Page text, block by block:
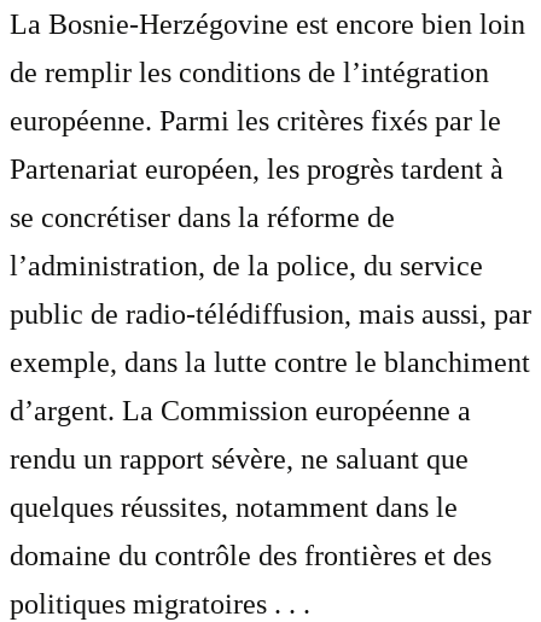
La Bosnie-Herzégovine est encore bien loin
de remplir les conditions de l’intégration
européenne. Parmi les critères fixés par le
Partenariat européen, les progrès tardent à
se concrétiser dans la réforme de
l’administration, de la police, du service
public de radio-télédiffusion, mais aussi, par
exemple, dans la lutte contre le blanchiment
d’argent. La Commission européenne a
rendu un rapport sévère, ne saluant que
quelques réussites, notamment dans le
domaine du contrôle des frontières et des
politiques migratoires . . .